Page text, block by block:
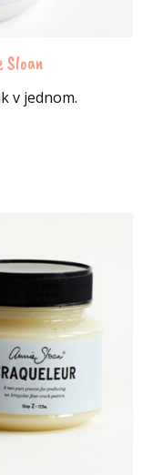
Sloan
v jednom.